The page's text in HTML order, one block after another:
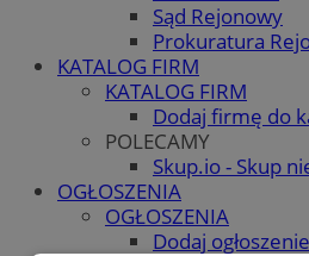
Sąd Rejonowy
Prokuratura
KATALOG FIRM
KATALOG FIRM
Dodaj firmę do
POLECAMY
Skup.io - Skup
OGŁOSZENIA
OGŁOSZENIA
Dodaj ogłoszenie